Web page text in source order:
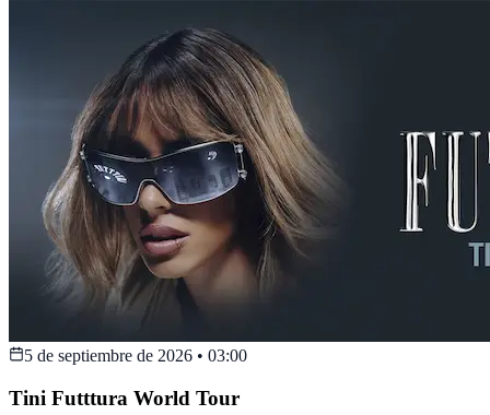
5 de septiembre de 2026 • 03:00
Tini Futttura World Tour